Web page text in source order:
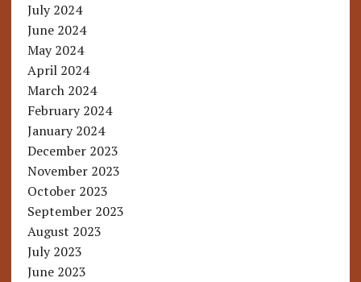
July 2024
June 2024
May 2024
April 2024
March 2024
February 2024
January 2024
December 2023
November 2023
October 2023
September 2023
August 2023
July 2023
June 2023